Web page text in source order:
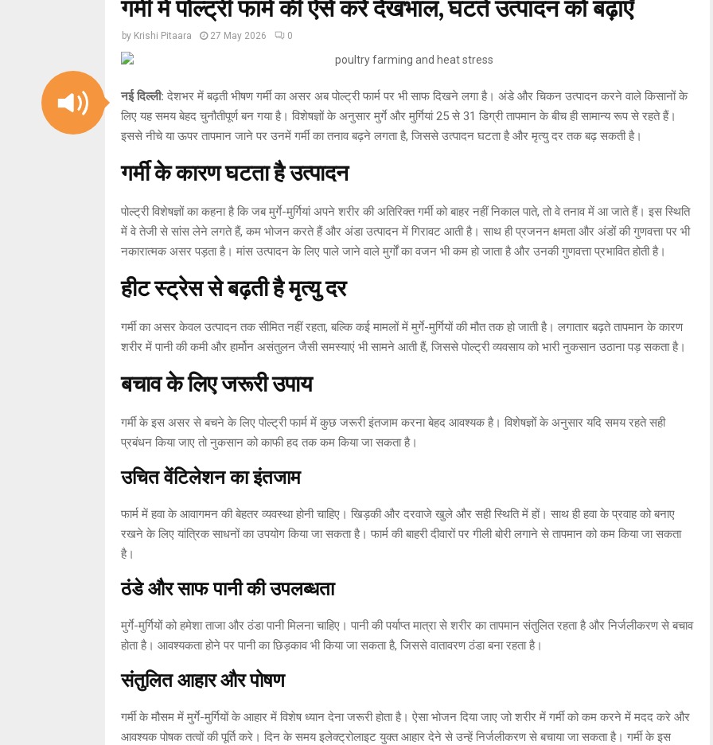
गर्मी में पोल्ट्री फार्म की ऐसे करें देखभाल, घटते उत्पादन को बढ़ाएँ
by Krishi Pitaara 27 May 2026 0
नई दिल्ली: देशभर में बढ़ती भीषण गर्मी का असर अब पोल्ट्री फार्म पर भी साफ दिखने लगा है। अंडे और चिकन उत्पादन करने वाले किसानों के
लिए यह समय बेहद चुनौतीपूर्ण बन गया है। विशेषज्ञों के अनुसार मुर्गे और मुर्गियां 25 से 31 डिग्री तापमान के बीच ही सामान्य रूप से रहते हैं।
इससे नीचे या ऊपर तापमान जाने पर उनमें गर्मी का तनाव बढ़ने लगता है, जिससे उत्पादन घटता है और मृत्यु दर तक बढ़ सकती है।
गर्मी के कारण घटता है उत्पादन
पोल्ट्री विशेषज्ञों का कहना है कि जब मुर्गे-मुर्गियां अपने शरीर की अतिरिक्त गर्मी को बाहर नहीं निकाल पाते, तो वे तनाव में आ जाते हैं। इस स्थिति
में वे तेजी से सांस लेने लगते हैं, कम भोजन करते हैं और अंडा उत्पादन में गिरावट आती है। साथ ही प्रजनन क्षमता और अंडों की गुणवत्ता पर भी
नकारात्मक असर पड़ता है। मांस उत्पादन के लिए पाले जाने वाले मुर्गों का वजन भी कम हो जाता है और उनकी गुणवत्ता प्रभावित होती है।
हीट स्ट्रेस से बढ़ती है मृत्यु दर
गर्मी का असर केवल उत्पादन तक सीमित नहीं रहता, बल्कि कई मामलों में मुर्गे-मुर्गियों की मौत तक हो जाती है। लगातार बढ़ते तापमान के कारण
शरीर में पानी की कमी और हार्मोन असंतुलन जैसी समस्याएं भी सामने आती हैं, जिससे पोल्ट्री व्यवसाय को भारी नुकसान उठाना पड़ सकता है।
बचाव के लिए जरूरी उपाय
गर्मी के इस असर से बचने के लिए पोल्ट्री फार्म में कुछ जरूरी इंतजाम करना बेहद आवश्यक है। विशेषज्ञों के अनुसार यदि समय रहते सही
प्रबंधन किया जाए तो नुकसान को काफी हद तक कम किया जा सकता है।
उचित वेंटिलेशन का इंतजाम
फार्म में हवा के आवागमन की बेहतर व्यवस्था होनी चाहिए। खिड़की और दरवाजे खुले और सही स्थिति में हों। साथ ही हवा के प्रवाह को बनाए
रखने के लिए यांत्रिक साधनों का उपयोग किया जा सकता है। फार्म की बाहरी दीवारों पर गीली बोरी लगाने से तापमान को कम किया जा सकता
है।
ठंडे और साफ पानी की उपलब्धता
मुर्गे-मुर्गियों को हमेशा ताजा और ठंडा पानी मिलना चाहिए। पानी की पर्याप्त मात्रा से शरीर का तापमान संतुलित रहता है और निर्जलीकरण से बचाव
होता है। आवश्यकता होने पर पानी का छिड़काव भी किया जा सकता है, जिससे वातावरण ठंडा बना रहता है।
संतुलित आहार और पोषण
गर्मी के मौसम में मुर्गे-मुर्गियों के आहार में विशेष ध्यान देना जरूरी होता है। ऐसा भोजन दिया जाए जो शरीर में गर्मी को कम करने में मदद करे और
आवश्यक पोषक तत्वों की पूर्ति करे। दिन के समय इलेक्ट्रोलाइट युक्त आहार देने से उन्हें निर्जलीकरण से बचाया जा सकता है। गर्मी के इस